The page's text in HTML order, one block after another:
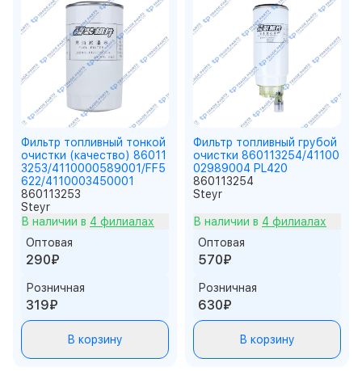
Фильтр топливный тонкой
очистки (качество) 86011
3253/4110000589001/FF5
622/4110003450001
860113253
Steyr
В наличии в 4 филиалах
Оптовая
290₽
Розничная
319₽
В корзину
Фильтр топливный грубой
очистки 860113254/41100
02989004 PL420
860113254
Steyr
В наличии в 4 филиалах
Оптовая
570₽
Розничная
630₽
В корзину